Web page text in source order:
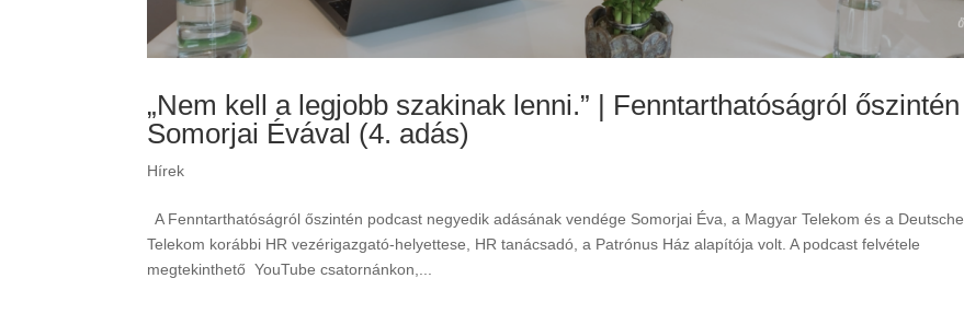
„Nem kell a legjobb szakinak lenni.” | Fenntarthatóságról őszintén
Somorjai Évával (4. adás)
Hírek
A Fenntarthatóságról őszintén podcast negyedik adásának vendége Somorjai Éva, a Magyar Telekom és a Deutsche
Telekom korábbi HR vezérigazgató-helyettese, HR tanácsadó, a Patrónus Ház alapítója volt. A podcast felvétele
megtekinthető YouTube csatornánkon,...